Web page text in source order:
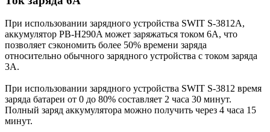
При использовании зарядного устройства SWIT S-3812A,
аккумулятор PB-H290A может заряжаться током 6А, что
позволяет сэкономить более 50% времени заряда
относительно обычного зарядного устройства с током заряда
3А.
При использовании зарядного устройства SWIT S-3812 время
заряда батареи от 0 до 80% составляет 2 часа 30 минут.
Полный заряд аккумулятора можно получить через 4 часа 15
минут.